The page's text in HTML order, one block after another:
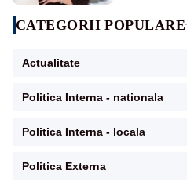
CATEGORII POPULARE
Actualitate
Politica Interna - nationala
Politica Interna - locala
Politica Externa